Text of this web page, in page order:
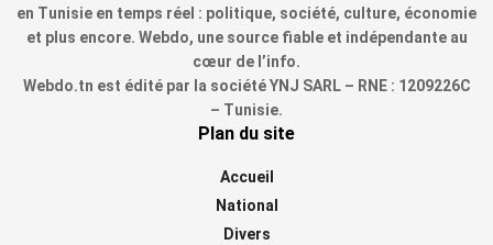
en Tunisie en temps réel : politique, société, culture, économie
et plus encore. Webdo, une source fiable et indépendante au
cœur de l’info.
Webdo.tn est édité par la société YNJ SARL – RNE : 1209226C
– Tunisie.
Plan du site
Accueil
National
Divers